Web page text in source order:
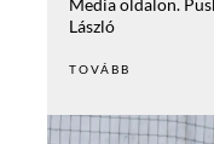
Media oldalon.
László
TOVÁBB